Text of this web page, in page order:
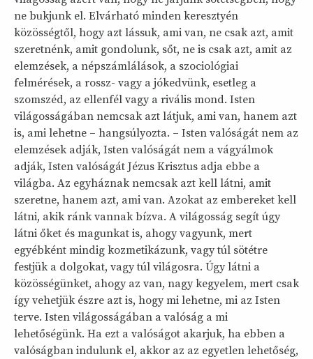
ne bukjunk el. Elvárható minden keresztyén
közösségtől, hogy azt lássuk, ami van, ne csak azt, amit
szeretnénk, amit gondolunk, sőt, ne is csak azt, amit az
elemzések, a népszámlálások, a szociológiai
felmérések, a rossz- vagy a jókedvünk, esetleg a
szomszéd, az ellenfél vagy a rivális mond. Isten
világosságában nemcsak azt látjuk, ami van, hanem azt
is, ami lehetne – hangsúlyozta. – Isten valóságát nem az
elemzések adják, Isten valóságát nem a vágyálmok
adják, Isten valóságát Jézus Krisztus adja ebbe a
világba. Az egyháznak nemcsak azt kell látni, amit
szeretne, hanem azt, ami van. Azokat az embereket kell
látni, akik ránk vannak bízva. A világosság segít úgy
látni őket és magunkat is, ahogy vagyunk, mert
egyébként mindig kozmetikázunk, vagy túl sötétre
festjük a dolgokat, vagy túl világosra. Úgy látni a
közösségünket, ahogy az van, nagy kegyelem, mert csak
így vehetjük észre azt is, hogy mi lehetne, mi az Isten
terve. Isten világosságában a valóság a mi
lehetőségünk. Ha ezt a valóságot akarjuk, ha ebben a
valóságban indulunk el, akkor az az egyetlen lehetőség,